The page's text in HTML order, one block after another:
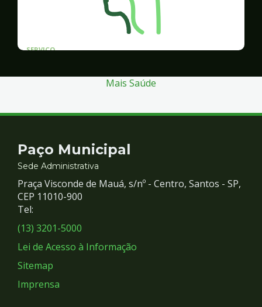
SERVICO
Mais Saúde
Contato
e
Redes
Sociais
Paço Municipal
Sede Administrativa
Praça Visconde de Mauá, s/nº - Centro, Santos - SP,
CEP 11010-900
Tel:
(13) 3201-5000
Lei de Acesso à Informação
Sitemap
Imprensa